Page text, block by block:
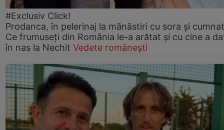
#Exclusiv Click!
Prodanca, în pelerinaj la mănăstiri cu sora și
Ce frumuseți din România le-a arătat și cu cine a
în nas la Nechit Vedete românești